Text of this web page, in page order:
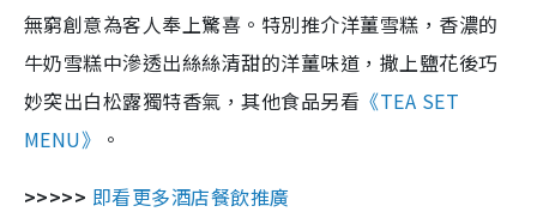
無窮創意為客人奉上驚喜。特別推介洋薑雪糕，香濃的
牛奶雪糕中滲透出絲絲清甜的洋薑味道，撒上鹽花後巧
妙突出白松露獨特香氣，其他食品另看 《TEA SET
MENU》 。
>>>>> 即看更多酒店餐飲推廣